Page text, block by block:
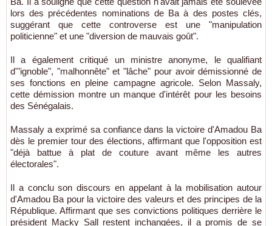
lors des précédentes nominations de Ba à des postes clés,
suggérant que cette controverse est une "manipulation
politicienne" et une "diversion de mauvais goût".
Il a également critiqué un ministre anonyme, le qualifiant
d'"ignoble", "malhonnête" et "lâche" pour avoir démissionné de
ses fonctions en pleine campagne agricole. Selon Massaly,
cette démission montre un manque d'intérêt pour les besoins
des Sénégalais.
Massaly a exprimé sa confiance dans la victoire d'Amadou Ba
dès le premier tour des élections, affirmant que l'opposition est
"déjà battue à plat de couture avant même les autres
électorales".
Il a conclu son discours en appelant à la mobilisation autour
d'Amadou Ba pour la victoire des valeurs et des principes de la
République. Affirmant que ses convictions politiques derrière le
président Macky Sall restent inchangées, il a promis de se